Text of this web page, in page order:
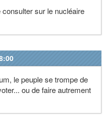
sur le nucléaire
le peuple se trompe de
ou de faire autrement